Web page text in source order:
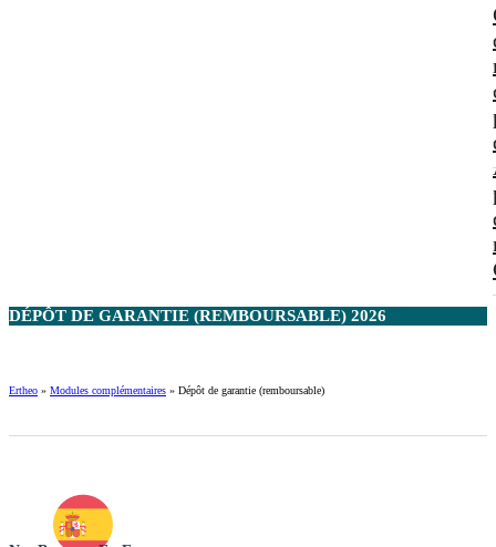
DÉPÔT DE GARANTIE (REMBOURSABLE) 2026
Ertheo » Modules complémentaires » Dépôt de garantie (remboursable)